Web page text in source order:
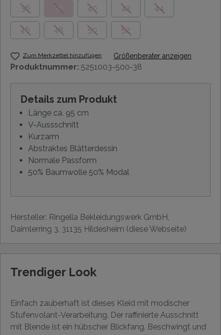
36
38 40 42 44
46 48 50 52
Zum Merkzettel hinzufügen Größenberater anzeigen
Produktnummer: 5251003-500-38
Details zum Produkt
Länge ca. 95 cm
V-Aussschnitt
Kurzarm
Abstraktes Blätterdessin
Normale Passform
50% Baumwolle 50% Modal
Hersteller: Ringella Bekleidungswerk GmbH,
Daimlerring 3, 31135 Hildesheim (diese Webseite)
Trendiger Look
Einfach zauberhaft ist dieses Kleid mit modischer
Stufenvolant-Verarbeitung. Der raffinierte Ausschnitt
mit Blende ist ein hübscher Blickfang. Beschwingt und